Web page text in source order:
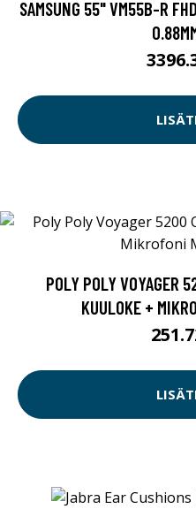
SAMSUNG 55" VM55B-R
POLY POLY VOYAGER
KUULOKE +